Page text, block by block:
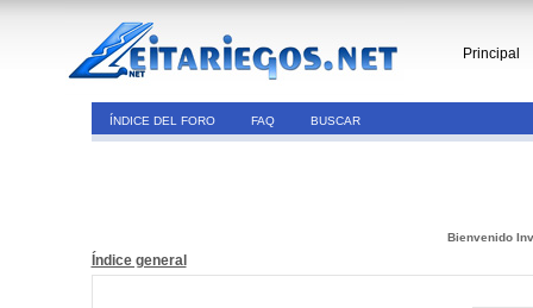
Principal
ÍNDICE DEL FORO FAQ BUSCAR
Bienvenido
Índice general